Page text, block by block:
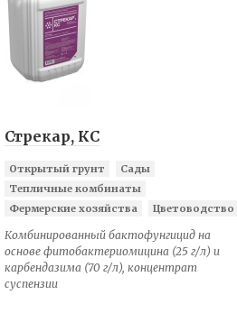
Стрекар, КС
Открытый грунт
Сады
Тепличные комбинаты
Фермерские хозяйства
Цветоводство
Комбинированный бактофунгицид на
основе фитобактериомицина (25 г/л) и
карбендазима (70 г/л), концентрат
суспензии